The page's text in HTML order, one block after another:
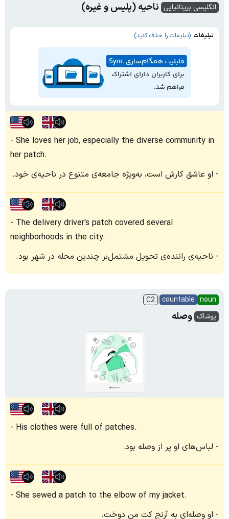
انگلیسی بریتانیایی ناحیه (پلیس و غیره)
تبلیغات (تبلیغات را حذف کنید)
She loves her job, especially the diverse community in
her patch.
او عاشق کارش است، به‌ویژه جامعه‌ی متنوع در ناحیه‌ی خود.
The delivery driver's patch covered several
neighborhoods in the city.
ناحیه‌ی راننده‌ی تحویل مشتمل‌بر چندین محله در شهر بود.
noun
countable
C2
پوشاک وصله
His clothes were full of patches.
لباس‌های او پر از وصله بود.
She sewed a patch to the elbow of my jacket.
او وصله‌ای به آرنج کت من دوخت.